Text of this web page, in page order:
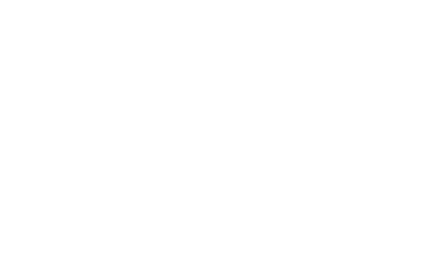
ペース